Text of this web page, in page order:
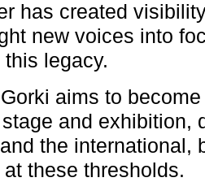
has created
new voices into
legacy.
aims to
and exhibition,
the international,
these thresholds.